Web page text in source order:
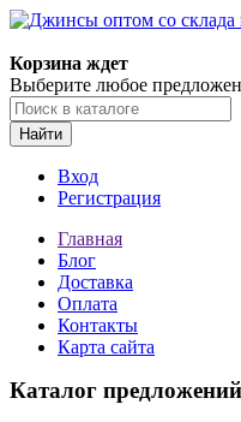
Корзина ждет
Выберите любое
Найти
Вход
Регистрация
Главная
Блог
Доставка
Оплата
Контакты
Карта сайта
Каталог предложений